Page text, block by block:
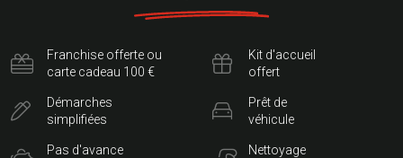
Franchise offerte ou
carte cadeau 100 €
Démarches
simplifiées
Pas d'avance
Kit d'accueil
offert
Prêt de
véhicule
Nettoyage